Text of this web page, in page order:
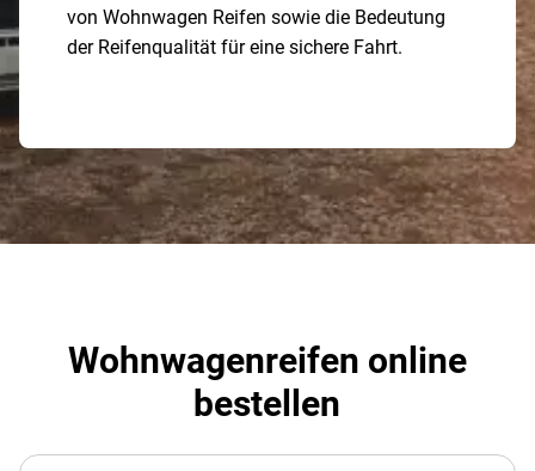
von Wohnwagen Reifen sowie die Bedeutung
der Reifenqualität für eine sichere Fahrt.
Wohnwagenreifen online
bestellen